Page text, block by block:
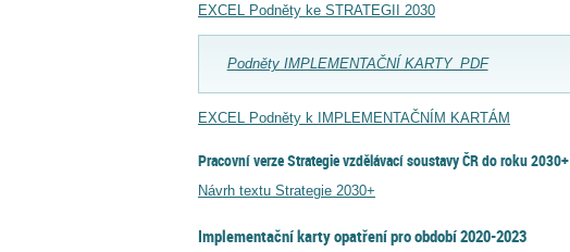
EXCEL Podněty ke STRATEGII 2030
Podněty IMPLEMENTAČNÍ KARTY_PDF
EXCEL Podněty k IMPLEMENTAČNÍM KARTÁM
Pracovní verze Strategie vzdělávací soustavy ČR do roku 2030+
Návrh textu Strategie 2030+
Implementační karty opatření pro období 2020-2023